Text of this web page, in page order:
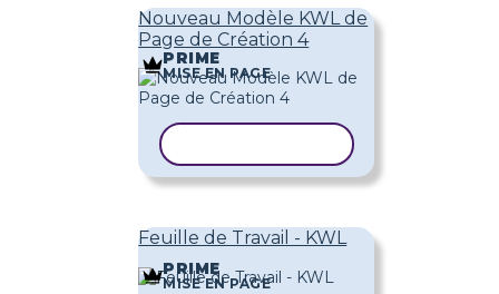
Nouveau Modèle KWL de
Page de Création 4
PRIME
MISE EN PAGE
Feuille de Travail - KWL
PRIME
MISE EN PAGE